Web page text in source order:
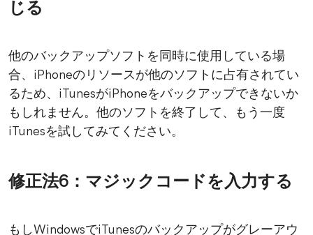
じる
他のバックアップソフトを同時に使用している場
合、iPhoneのリソースが他のソフトに占有されてい
るため、iTunesがiPhoneをバックアップできないか
もしれません。他のソフトを終了して、もう一度
iTunesを試してみてください。
修正法6：マジックコードを入力する
もしWindowsでiTunesのバックアップがグレーアウ